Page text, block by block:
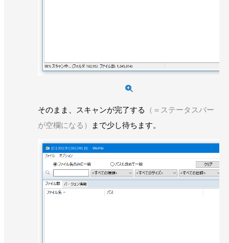
そのまま、スキャンが完了する
（＝ステータスバー
が空欄になる）
まで少し待ちます。